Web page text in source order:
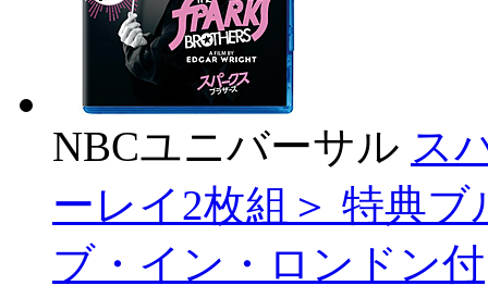
NBCユニバーサル ス
ーレイ2枚組＞ 特典
ブ・イン・ロンドン付